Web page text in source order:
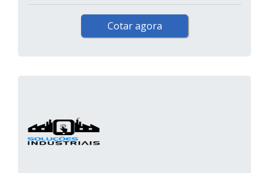
Cotar agora